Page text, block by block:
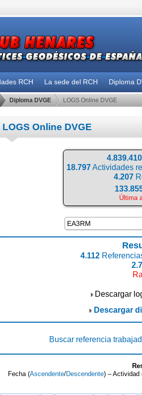
RCH La sede del RCH Diploma
Diploma DVGE LOGS Online DVGE
LOGS Online DVGE
18.797Actividades
4.207
Última
4.112
Descargar
Descargar
Buscar referencia
Fecha (Ascendente/Descendente) – Actividad